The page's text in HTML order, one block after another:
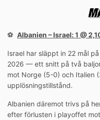
⚽️ Albanien – Israel: 1 @
Israel har släppt in 22 mål
2026 — ett snitt på två
mot Norge (5-0) och Italien
upplösningstillstånd.
Albanien däremot trivs på
efter förlusten i playoffet